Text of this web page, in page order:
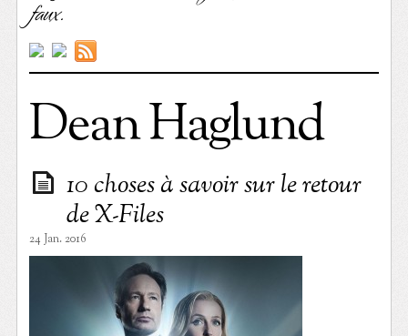
faux.
Dean Haglund
10 choses à savoir sur le retour
de X-Files
24 Jan. 2016